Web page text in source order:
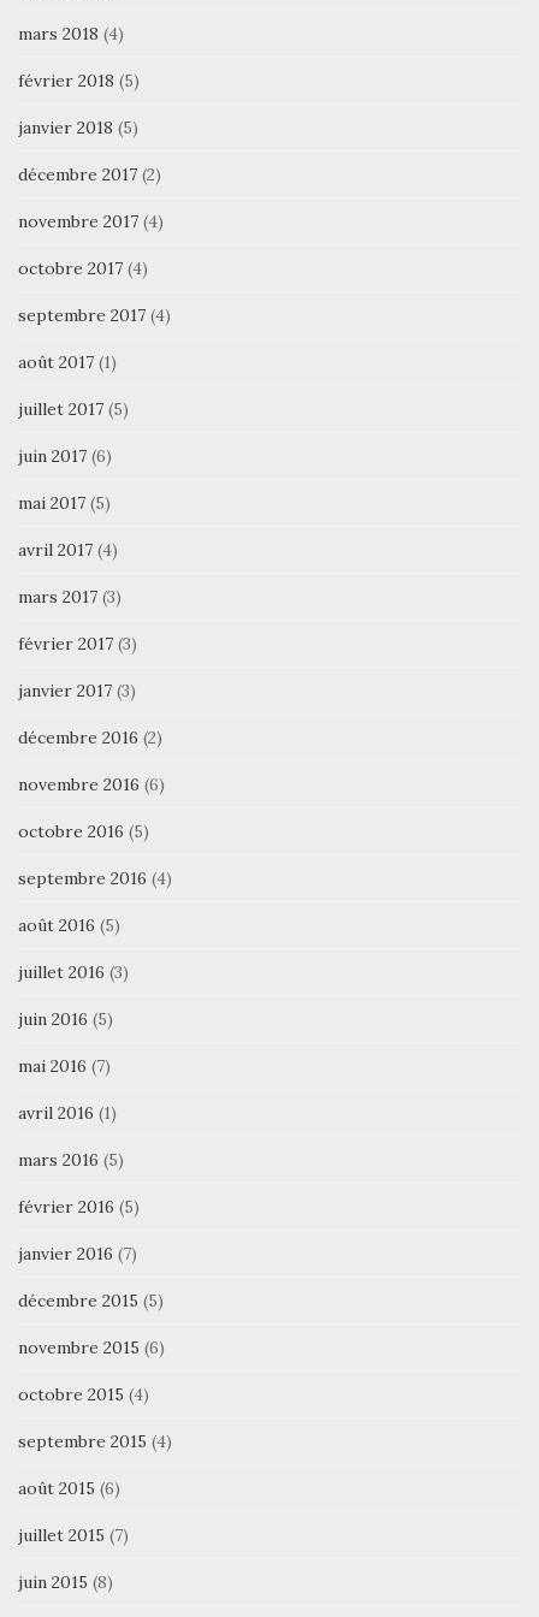
mars 2018 (4)
février 2018 (5)
janvier 2018 (5)
décembre 2017 (2)
novembre 2017 (4)
octobre 2017 (4)
septembre 2017 (4)
août 2017 (1)
juillet 2017 (5)
juin 2017 (6)
mai 2017 (5)
avril 2017 (4)
mars 2017 (3)
février 2017 (3)
janvier 2017 (3)
décembre 2016 (2)
novembre 2016 (6)
octobre 2016 (5)
septembre 2016 (4)
août 2016 (5)
juillet 2016 (3)
juin 2016 (5)
mai 2016 (7)
avril 2016 (1)
mars 2016 (5)
février 2016 (5)
janvier 2016 (7)
décembre 2015 (5)
novembre 2015 (6)
octobre 2015 (4)
septembre 2015 (4)
août 2015 (6)
juillet 2015 (7)
juin 2015 (8)